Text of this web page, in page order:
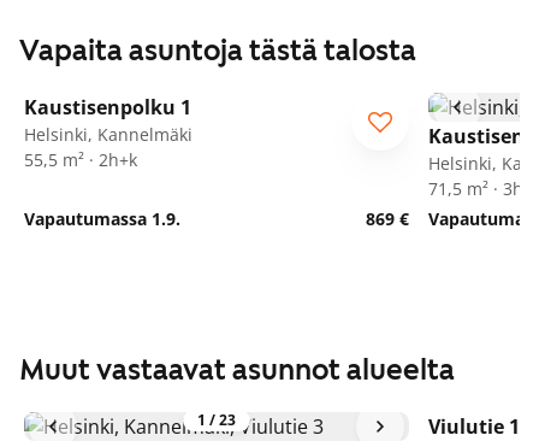
Vapaita asuntoja tästä talosta
/8
Kaustisenpolku 1
Helsinki, Kannelmäki
55,5 m² · 2h+k
Vapautumassa 1.9. 869 €
Helsinki,
71,5 m² ·
Muut vastaavat asunnot alueelta
1 /23 Viulutie 1